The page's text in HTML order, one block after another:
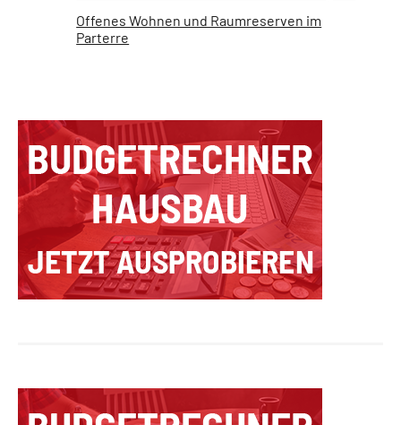
Offenes Wohnen und Raumreserven im
Parterre